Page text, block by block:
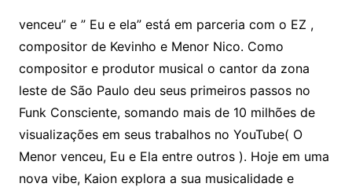
venceu” e ” Eu e ela” está em parceria com o EZ ,
compositor de Kevinho e Menor Nico. Como
compositor e produtor musical o cantor da zona
leste de São Paulo deu seus primeiros passos no
Funk Consciente, somando mais de 10 milhões de
visualizações em seus trabalhos no YouTube( O
Menor venceu, Eu e Ela entre outros ). Hoje em uma
nova vibe, Kaion explora a sua musicalidade e